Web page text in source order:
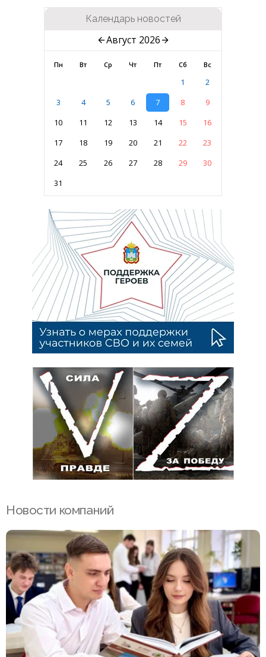
Календарь новостей
Август 2026
Пн Вт Ср Чт Пт Сб Вс
1
2
3
4 5 6 7 8
9
10
11 12 13 14 15
16
17
18 19 20 21 22
23
24
25 26 27 28 29
30
31
Новости компаний